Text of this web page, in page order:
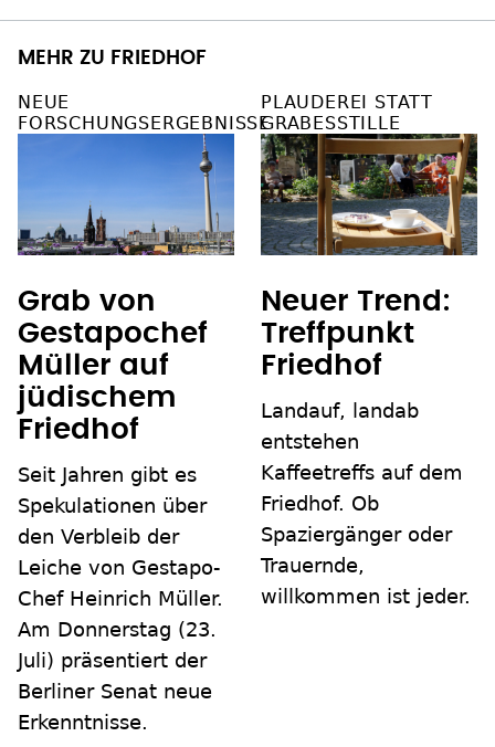
MEHR ZU FRIEDHOF
NEUE
FORSCHUNGSERGEBNISSE
Grab von
Gestapochef
Müller auf
jüdischem
Friedhof
Seit Jahren gibt es
Spekulationen über
den Verbleib der
Leiche von Gestapo-
Chef Heinrich Müller.
Am Donnerstag (23.
Juli) präsentiert der
Berliner Senat neue
Erkenntnisse.
PLAUDEREI STATT
GRABESSTILLE
Neuer Trend:
Treffpunkt
Friedhof
Landauf, landab
entstehen
Kaffeetreffs auf dem
Friedhof. Ob
Spaziergänger oder
Trauernde,
willkommen ist jeder.